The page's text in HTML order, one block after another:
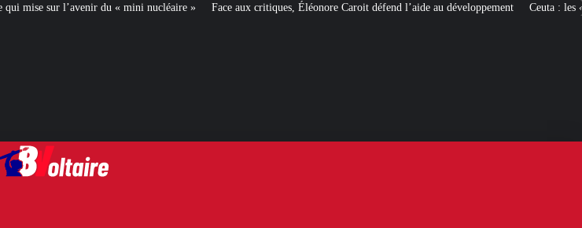
nucléaire » Face aux critiques, Éléonore Caroit défend l’aide au développement Ceuta : les« ingérences étrangères »